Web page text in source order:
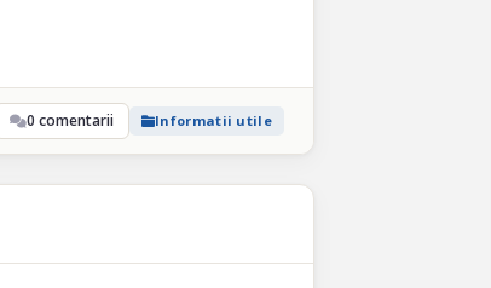
0 comentarii Informatii utile